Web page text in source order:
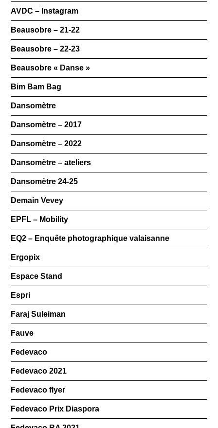
AVDC – Instagram
Beausobre – 21-22
Beausobre – 22-23
Beausobre « Danse »
Bim Bam Bag
Dansomètre
Dansomètre – 2017
Dansomètre – 2022
Dansomètre – ateliers
Dansomètre 24-25
Demain Vevey
EPFL – Mobility
EQ2 – Enquête photographique valaisanne
Ergopix
Espace Stand
Espri
Faraj Suleiman
Fauve
Fedevaco
Fedevaco 2021
Fedevaco flyer
Fedevaco Prix Diaspora